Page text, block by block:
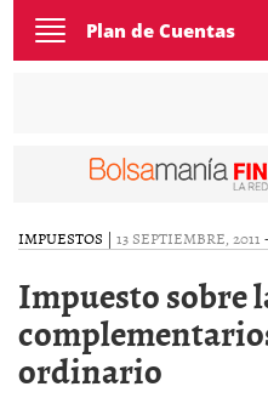
Toggle
navigation
Plan de Cuentas
IMPUESTOS | 13 SEPTIEMBRE, 2011 -
Impuesto sobre
ordinario